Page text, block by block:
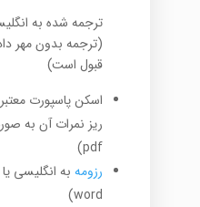
ترجمه شده به
(ترجمه بدون مهر
قبول است)
اسکن پاسپورت
ریز نمرات آن به
pdf)
رزومهبه انگلیسی
word)